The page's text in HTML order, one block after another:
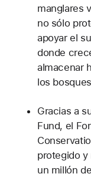
manglares
no sólo
apoyar el
donde
almacenar
los
Gracias a
Fund, el
protegido y
un millón